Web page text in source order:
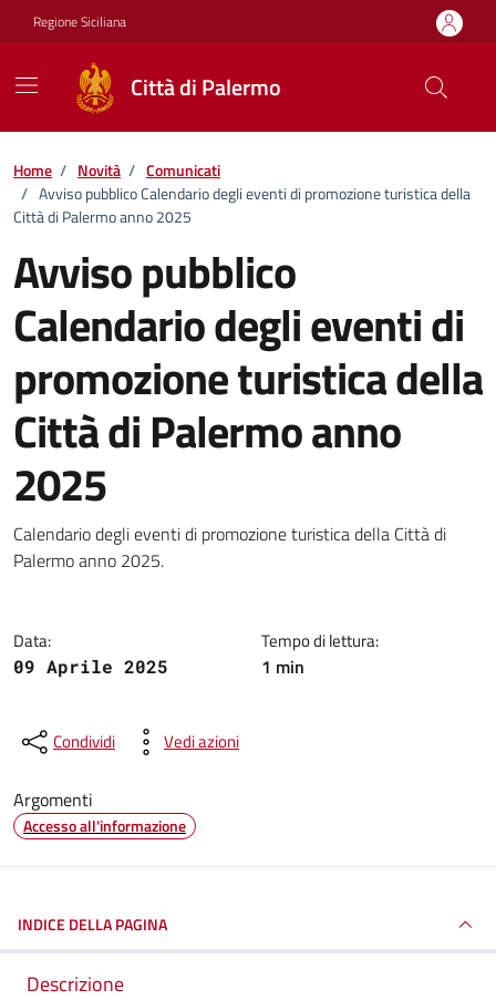
Vai ai contenuti
Vai al footer
Regione Siciliana
Città di Palermo
Home / Novità / Comunicati
/ Avviso pubblico Calendario degli eventi di promozione turistica della
Città di Palermo anno 2025
Avviso pubblico
Calendario degli eventi di
promozione turistica della
Città di Palermo anno
2025
Dettagli della notizia
Calendario degli eventi di promozione turistica della Città di
Palermo anno 2025.
Data:
09 Aprile 2025
Tempo di lettura:
1 min
Condividi Vedi azioni
Argomenti
Accesso all'informazione
INDICE DELLA PAGINA
Descrizione